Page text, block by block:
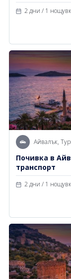
2 дни / 1
Айвалък,
Почивка в
транспорт
2 дни / 1